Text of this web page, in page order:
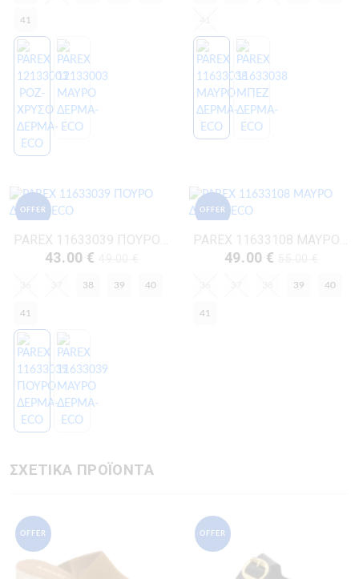
41
OFFER
PAREX 11633039 ΠΟΥΡΟ ΔΕΡΜΑ-ECO
43.00 €
38 39 40
41
OFFER
PAREX 11633108 ΜΑΥΡΟ ΔΕΡΜΑ-ECO
49.00 €
39 40
41
ΣΧΕΤΙΚΑ ΠΡΟΪΟΝΤΑ
OFFER OFFER